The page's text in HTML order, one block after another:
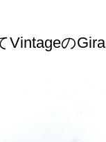
Vintageの